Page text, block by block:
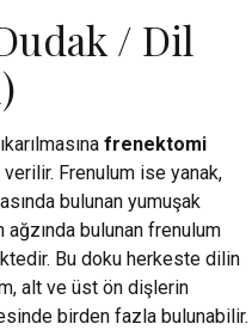
/ Dil
frenektomi
verilir. Frenulum ise yanak,
bulunan yumuşak
ağzında bulunan frenulum
Bu doku herkeste dilin
alt ve üst ön dişlerin
birden fazla bulunabilir.